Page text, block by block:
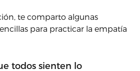
te comparto algunas
para practicar la empatía
todos sienten lo